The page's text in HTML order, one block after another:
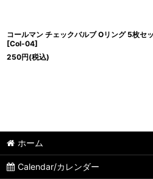
コールマン チェックバルブ Oリング 5枚セ
[Col-04]
250円(税込)
ホーム
Calendar/カレンダー